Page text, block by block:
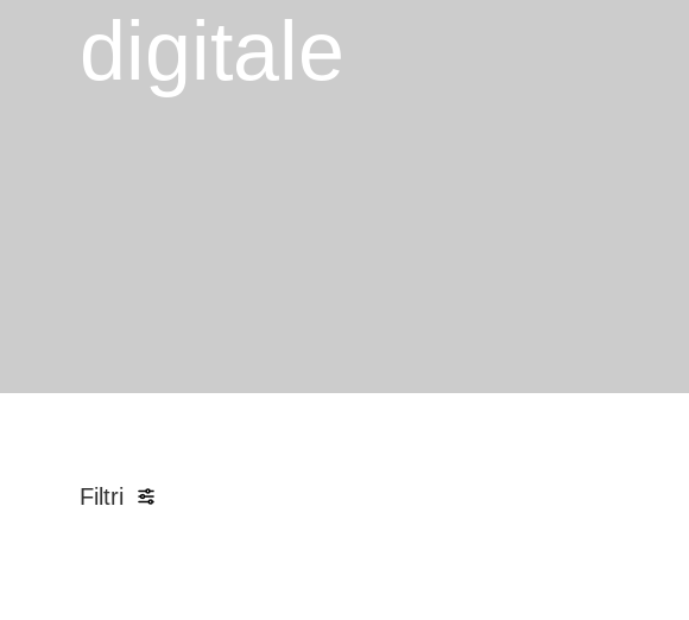
digitale
Filtri